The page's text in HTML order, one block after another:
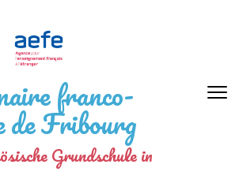
franco-
de Fribourg
Grundschule in